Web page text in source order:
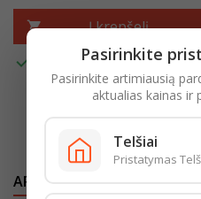
 Į krepšelį

APRAŠYMAS
Pasirinkite
Pasirinkite artimiausią
aktualias kainas ir
Telšiai
Pristatymas